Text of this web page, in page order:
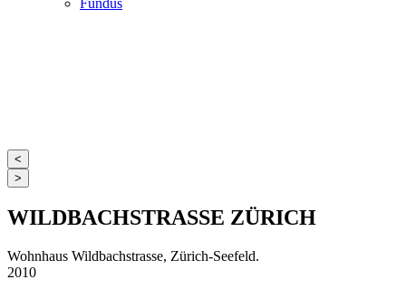
Fundus
<
>
WILDBACHSTRASSE ZÜRICH
Wohnhaus Wildbachstrasse, Zürich-Seefeld.
2010